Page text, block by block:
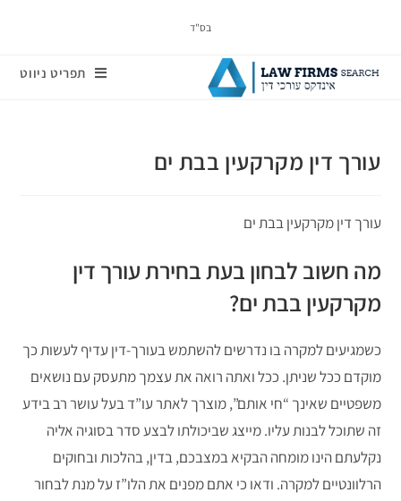
בס"ד
תפריט ניווט
עורך דין מקרקעין בבת ים
עורך דין מקרקעין בבת ים
מה חשוב לבחון בעת בחירת עורך דין
מקרקעין בבת ים?
כשמגיעים למקרה בו נדרשים להשתמש בעורך-דין עדיף לעשות כך
מוקדם ככל שניתן. ככל ואתה רואה את עצמך מתעסק עם נושאים
משפטיים שאינך “חי אותם”, מוצרך לאתר עו”ד בעל עושר רב בידע
זה שתוכל לבנות עליו. מייצג שביכולתו לבצע סדר בסוגיה אליה
נקלעתם הינו מומחה הבקיא במצבכם, בדין, בהלכות ובחוקים
הרלוונטיים למקרה. ודאו כי אתם מפנים את הלו”ז על מנת לבחור